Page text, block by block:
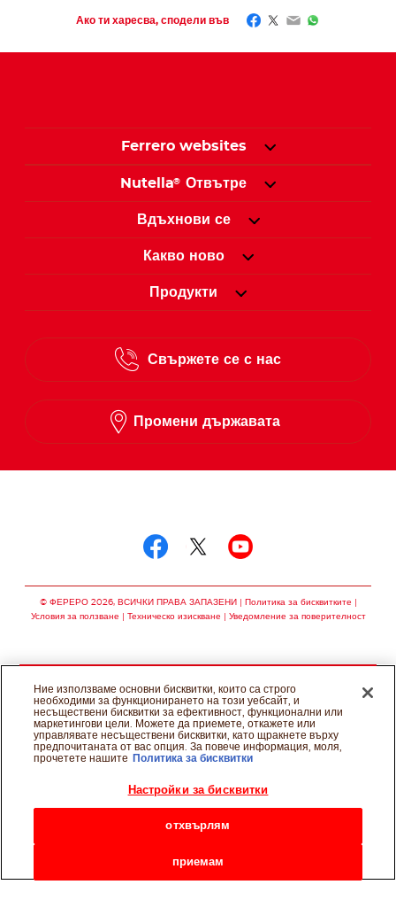
Ако ти харесва, сподели във Facebook
Twitter
EmailWhatsApp
Ferrero websites
Nutella® Отвътре
Вдъхнови се
Какво ново
Продукти
Свържете се с нас
Промени държавата
© ФЕРЕРО 2026, ВСИЧКИ ПРАВА ЗАПАЗЕНИ
Политика за бисквитките
Условия за ползване
Техническо изискване Уведомление за поверителност
Ние използваме основни бисквитки, които са строго
необходими за функционирането на този уебсайт, и
несъществени бисквитки за ефективност, функционални или
маркетингови цели. Можете да приемете, откажете или
управлявате несъществени бисквитки, като щракнете върху
предпочитаната от вас опция. За повече информация, моля,
прочетете нашите
Политика за бисквитки
Настройки за бисквитки
отхвърлям
приемам